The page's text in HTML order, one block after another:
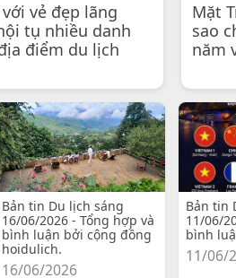
vẻ đẹp lãng
tụ nhiều danh
điểm du lịch
Mặt
sao
năm
Bản tin Du lịch sáng
16/06/2026 - Tổng hợp và
bình luận bởi cộng đồng
hoidulich.
16/06/2026
Bản tin
11/06/
bình
11/06/